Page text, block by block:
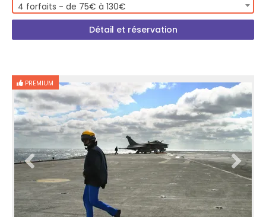
4 forfaits - de 75€ à 130€
Détail et réservation
PREMIUM